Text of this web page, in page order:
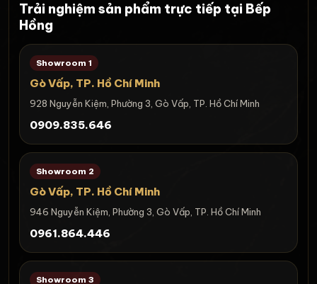
Trải nghiệm sản phẩm trực tiếp tại Bếp
Hồng
Showroom 1
Gò Vấp, TP. Hồ Chí Minh
928 Nguyễn Kiệm, Phường 3, Gò Vấp, TP. Hồ Chí Minh
0909.835.646
Showroom 2
Gò Vấp, TP. Hồ Chí Minh
946 Nguyễn Kiệm, Phường 3, Gò Vấp, TP. Hồ Chí Minh
0961.864.446
Showroom 3